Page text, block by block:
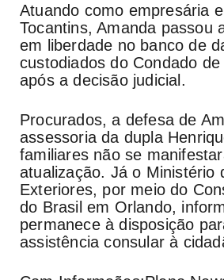
Atuando como empresária
Tocantins, Amanda passou
em liberdade no banco de
custodiados do Condado
após a decisão judicial.
Procurados, a defesa de
assessoria da dupla
familiares não se
atualização. Já o Ministério
Exteriores, por meio do
do Brasil em Orlando,
permanece à disposição
assistência consular à